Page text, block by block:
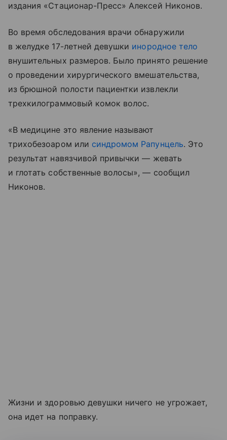
издания «Стационар-Пресс» Алексей Никонов.
Во время обследования врачи обнаружили
в желудке 17-летней девушки инородное тело
внушительных размеров. Было принято решение
о проведении хирургического вмешательства,
из брюшной полости пациентки извлекли
трехкилограммовый комок волос.
«В медицине это явление называют
трихобезоаром или синдромом Рапунцель. Это
результат навязчивой привычки — жевать
и глотать собственные волосы», — сообщил
Никонов.
Жизни и здоровью девушки ничего не угрожает,
она идет на поправку.